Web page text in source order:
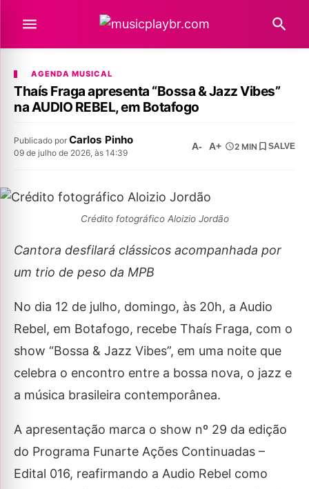
AGENDA MUSICAL
Thaís Fraga apresenta “Bossa & Jazz Vibes”
na AUDIO REBEL, em Botafogo
Publicado por Carlos Pinho
09 de julho de 2026, às 14:39
A- A+ 2 MIN SALVE
Crédito fotográfico Aloizio Jordão
Cantora desfilará clássicos acompanhada por
um trio de peso da MPB
No dia 12 de julho, domingo, às 20h, a Audio
Rebel, em Botafogo, recebe Thaís Fraga, com o
show “Bossa & Jazz Vibes”, em uma noite que
celebra o encontro entre a bossa nova, o jazz e
a música brasileira contemporânea.
A apresentação marca o show nº 29 da edição
do Programa Funarte Ações Continuadas –
Edital 016, reafirmando a Audio Rebel como